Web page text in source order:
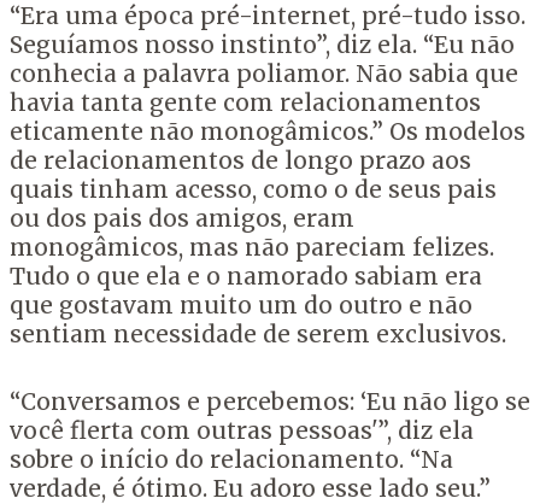
“Era uma época pré-internet, pré-tudo isso.
Seguíamos nosso instinto”, diz ela. “Eu não
conhecia a palavra poliamor. Não sabia que
havia tanta gente com relacionamentos
eticamente não monogâmicos.” Os modelos
de relacionamentos de longo prazo aos
quais tinham acesso, como o de seus pais
ou dos pais dos amigos, eram
monogâmicos, mas não pareciam felizes.
Tudo o que ela e o namorado sabiam era
que gostavam muito um do outro e não
sentiam necessidade de serem exclusivos.
“Conversamos e percebemos: ‘Eu não ligo se
você flerta com outras pessoas'”, diz ela
sobre o início do relacionamento. “Na
verdade, é ótimo. Eu adoro esse lado seu.”